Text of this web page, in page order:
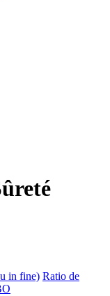
in fine) Ratio de